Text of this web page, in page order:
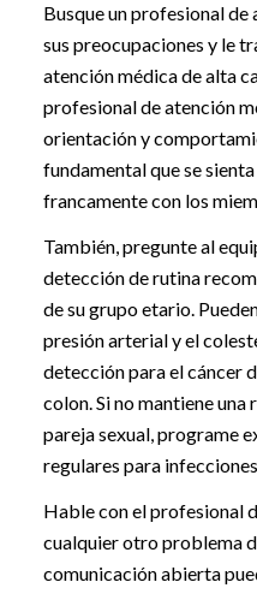
Busque un profesional
sus preocupaciones y le
atención médica de alta
profesional de atención
orientación y
fundamental que se
francamente con los
También, pregunte al
detección de rutina
de su grupo etario.
presión arterial y el
detección para el cáncer
colon. Si no mantiene
pareja sexual, programe
regulares para
Hable con el profesional
cualquier otro problema
comunicación abierta